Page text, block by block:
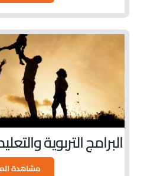
البرامج التربوية
مشاهدة